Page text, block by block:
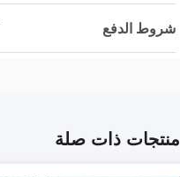
شروط الدفع
منتجات ذات صلة